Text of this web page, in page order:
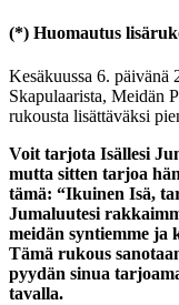
(*) Huomautus
Kesäkuussa 6. päivänä
Skapulaarista, Meidän
rukousta lisättäväksi
Voit tarjota Isällesi
mutta sitten tarjoa
tämä: “Ikuinen Isä,
Jumaluutesi
meidän syntiemme ja
Tämä rukous
pyydän sinua
tavalla.